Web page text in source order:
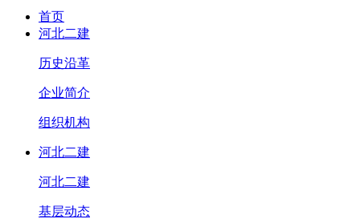
首页
河北二建
历史沿革
企业简介
组织机构
河北二建
河北二建
基层动态